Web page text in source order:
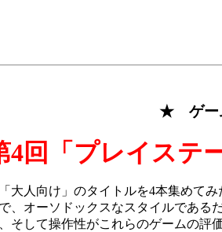
★ ゲ
4回「プレイステ
人向け」のタイトルを4本集めて
、オーソドックスなスタイルであ
そして操作性がこれらのゲームの評